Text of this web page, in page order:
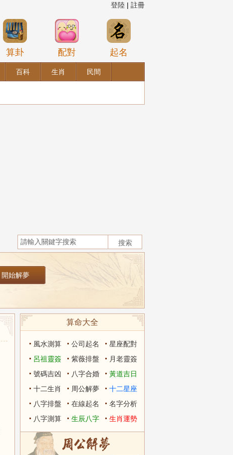
登陸 | 註冊
算卦 配對 起名
百科 生肖 民間
算命大全
風水測算 公司起名
星座配對
呂祖靈簽
紫薇排盤
月老靈簽
號碼吉凶
八字合婚
黃道吉日
十二生肖
周公解夢
十二星座
八字排盤
在線起名
名字分析
八字測算
生辰八字 生肖運勢